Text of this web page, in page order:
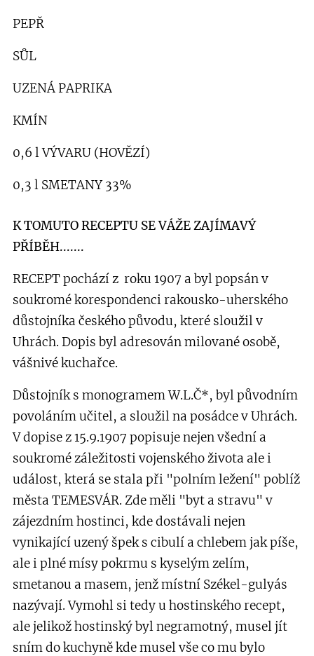
PEPŘ
SŮL
UZENÁ PAPRIKA
KMÍN
0,6 l VÝVARU (HOVĚZÍ)
0,3 l SMETANY 33%
K TOMUTO RECEPTU SE VÁŽE ZAJÍMAVÝ
PŘÍBĚH.......
RECEPT pochází z roku 1907 a byl popsán v
soukromé korespondenci rakousko-uherského
důstojníka českého původu, které sloužil v
Uhrách. Dopis byl adresován milované osobě,
vášnivé kuchařce.
Důstojník s monogramem W.L.Č*, byl původním
povoláním učitel, a sloužil na posádce v Uhrách.
V dopise z 15.9.1907 popisuje nejen všední a
soukromé záležitosti vojenského života ale i
událost, která se stala při "polním ležení" poblíž
města TEMESVÁR. Zde měli "byt a stravu" v
zájezdním hostinci, kde dostávali nejen
vynikající uzený špek s cibulí a chlebem jak píše,
ale i plné mísy pokrmu s kyselým zelím,
smetanou a masem, jenž místní Székel-gulyás
nazývají. Vymohl si tedy u hostinského recept,
ale jelikož hostinský byl negramotný, musel jít
sním do kuchyně kde musel vše co mu bylo